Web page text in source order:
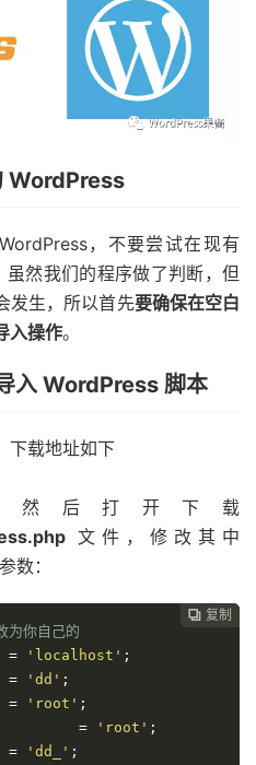
WordPress
，不要尝试在现有
然我们的程序做了判断，但
发生，所以首先要确保在空白
入操作。
入 WordPress 脚本
下载地址如下
然后打开下载
文件，修改其中
数：
 复制
 复制
 复制
 复制
为你自己的
= 'localhost' ;
= 'dd' ;
= 'root' ;
= 'root' ;
= 'dd_' ;